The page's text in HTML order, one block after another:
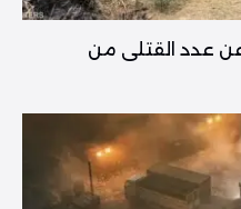
عدد القتلى من